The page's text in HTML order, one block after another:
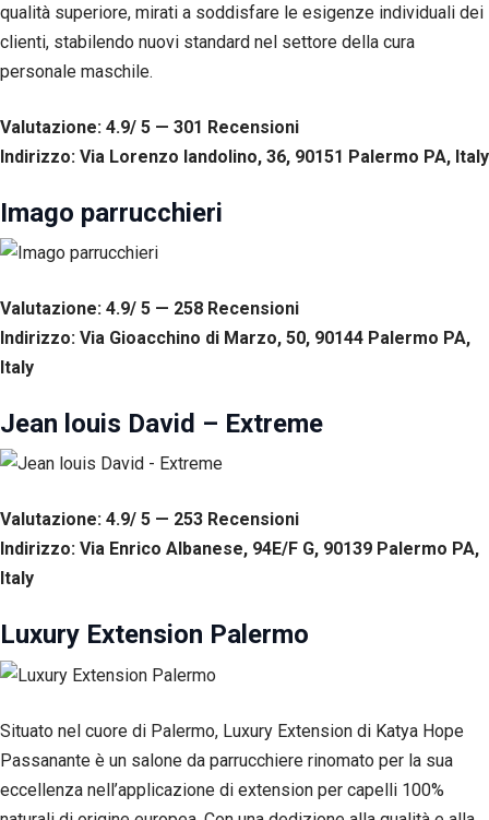
qualità superiore, mirati a soddisfare le esigenze individuali dei
clienti, stabilendo nuovi standard nel settore della cura
personale maschile.
Valutazione: 4.9/ 5 — 301 Recensioni
Indirizzo: Via Lorenzo Iandolino, 36, 90151 Palermo PA, Italy
Imago parrucchieri
Valutazione: 4.9/ 5 — 258 Recensioni
Indirizzo: Via Gioacchino di Marzo, 50, 90144 Palermo PA,
Italy
Jean louis David – Extreme
Valutazione: 4.9/ 5 — 253 Recensioni
Indirizzo: Via Enrico Albanese, 94E/F G, 90139 Palermo PA,
Italy
Luxury Extension Palermo
Situato nel cuore di Palermo, Luxury Extension di Katya Hope
Passanante è un salone da parrucchiere rinomato per la sua
eccellenza nell’applicazione di extension per capelli 100%